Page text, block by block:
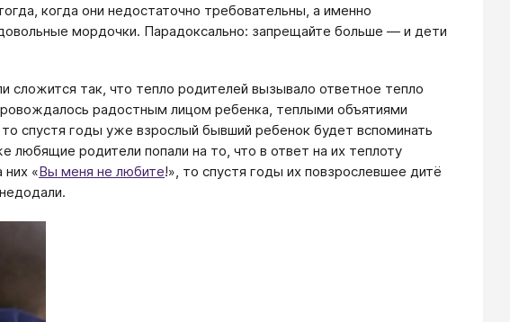
когда они недостаточно требовательны, а именно
мордочки. Парадоксально: запрещайте больше — и дети
сложится так, что тепло родителей вызывало ответное тепло
радостным лицом ребенка, теплыми объятиями
спустя годы уже взрослый бывший ребенок будет вспоминать
любящие родители попали на то, что в ответ на их теплоту
них «Вы меня не любите!», то спустя годы их повзрослевшее дитё